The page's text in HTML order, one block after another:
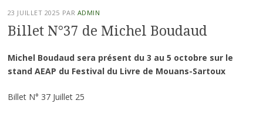
23 JUILLET 2025 PAR ADMIN
Billet N°37 de Michel Boudaud
Michel Boudaud sera présent du 3 au 5 octobre sur le
stand AEAP du Festival du Livre de Mouans-Sartoux
Billet N° 37 Juillet 25